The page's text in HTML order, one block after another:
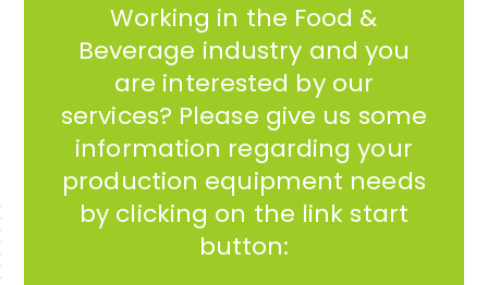
Working in the Food &
Beverage industry and you
are interested by our
services? Please give us some
information regarding your
production equipment needs
by clicking on the link start
button: